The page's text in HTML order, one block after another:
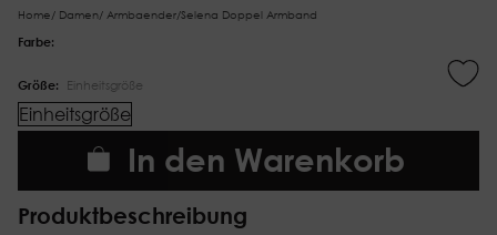
Home/ Damen/ Armbaender/Selena Doppel Armband
In den Warenkorb
Produktbeschreibung
Farbe:
Größe: Einheitsgröße
Einheitsgröße